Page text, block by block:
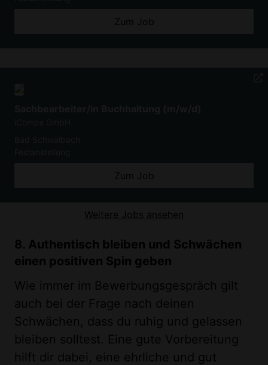
Zum Job
Zum Job
Weitere Jobs ansehen
8. Authentisch bleiben und Schwächen
einen positiven Spin geben
Wie immer im Bewerbungsgespräch gilt
auch bei der Frage nach deinen
Schwächen, dass du ruhig und gelassen
bleiben solltest. Eine gute Vorbereitung
hilft dir dabei, eine ehrliche und gut